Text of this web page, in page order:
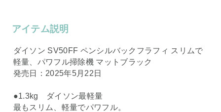
アイテム説明
ダイソン SV50FF ペンシルバックフラフィ スリムで
軽量、パワフル掃除機 マットブラック
発売日：2025年5月22日
●1.3kg ダイソン最軽量
最もスリム、軽量でパワフル。